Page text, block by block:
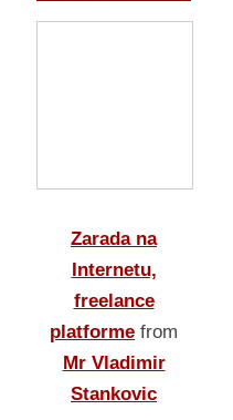
Zarada na
Internetu,
freelance
platforme from
Mr Vladimir
Stankovic